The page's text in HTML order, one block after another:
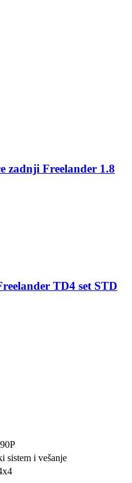
zadnji Freelander 1.8
TD4 set STD
sistem i vešanje